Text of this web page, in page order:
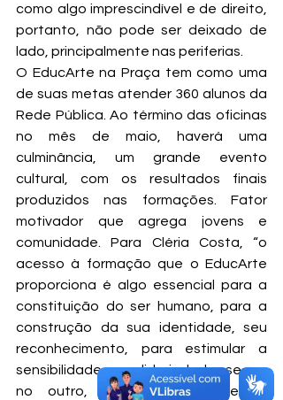
como algo imprescindível e de direito,
portanto, não pode ser deixado de
lado, principalmente nas periferias.
O EducArte na Praça tem como uma
de suas metas atender 360 alunos da
Rede Pública. Ao término das oficinas
no mês de maio, haverá uma
culminância, um grande evento
cultural, com os resultados finais
produzidos nas formações. Fator
motivador que agrega jovens e
comunidade. Para Cléria Costa, “o
acesso à formação que o EducArte
proporciona é algo essencial para a
constituição do ser humano, para a
construção da sua identidade, seu
reconhecimento, para estimular a
sensibilidade, a solidariedade, se ver
no outro, conseguir perceber o